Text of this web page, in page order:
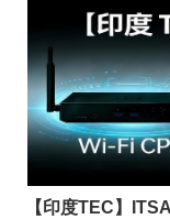
【印度TEC】